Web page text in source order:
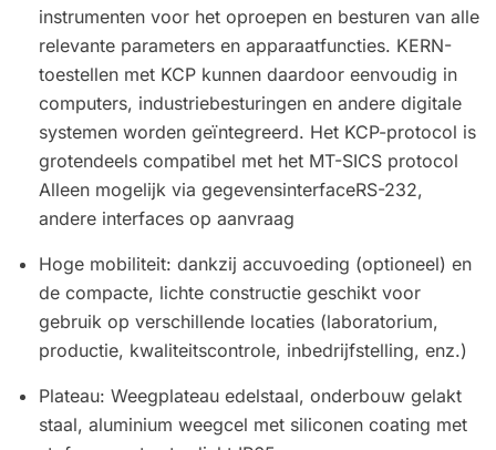
instrumenten voor het oproepen en besturen van alle
relevante parameters en apparaatfuncties. KERN-
toestellen met KCP kunnen daardoor eenvoudig in
computers, industriebesturingen en andere digitale
systemen worden geïntegreerd. Het KCP-protocol is
grotendeels compatibel met het MT-SICS protocol
Alleen mogelijk via gegevensinterfaceRS-232,
andere interfaces op aanvraag
Hoge mobiliteit: dankzij accuvoeding (optioneel) en
de compacte, lichte constructie geschikt voor
gebruik op verschillende locaties (laboratorium,
productie, kwaliteitscontrole, inbedrijfstelling, enz.)
Plateau: Weegplateau edelstaal, onderbouw gelakt
staal, aluminium weegcel met siliconen coating met